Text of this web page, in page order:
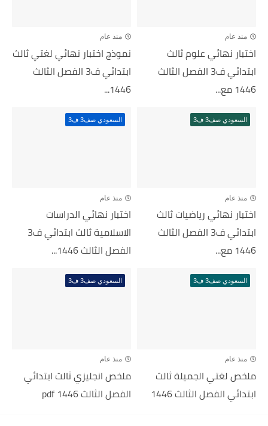
منذ عام
اختبار نهائي علوم ثالث
ابتدائي ف3 الفصل الثالث
1446 مع...
منذ عام
نموذج اختبار نهائي لغتي ثالث
ابتدائي ف3 الفصل الثالث
1446...
السعودي صف3 ف3
منذ عام
اختبار نهائي رياضيات ثالث
ابتدائي ف3 الفصل الثالث
1446 مع...
السعودي صف3 ف3
منذ عام
اختبار نهائي الدراسات
الاسلامية ثالث ابتدائي ف3
الفصل الثالث 1446...
السعودي صف3 ف3
منذ عام
ملخص لغتي الجميلة ثالث
ابتدائي الفصل الثالث 1446
السعودي صف3 ف3
منذ عام
ملخص انجليزي ثالث ابتدائي
الفصل الثالث 1446 pdf